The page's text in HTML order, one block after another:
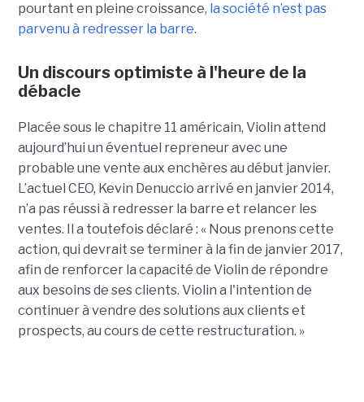
pourtant en pleine croissance, la société n’est pas
parvenu à redresser la barre.
Un discours optimiste à l'heure de la
débacle
Placée sous le chapitre 11 américain, Violin attend
aujourd’hui un éventuel repreneur avec une
probable une vente aux enchères au début janvier.
L’actuel CEO, Kevin Denuccio arrivé en janvier 2014,
n’a pas réussi à redresser la barre et relancer les
ventes. Il a toutefois déclaré : « Nous prenons cette
action, qui devrait se terminer à la fin de janvier 2017,
afin de renforcer la capacité de Violin de répondre
aux besoins de ses clients. Violin a l'intention de
continuer à vendre des solutions aux clients et
prospects, au cours de cette restructuration. »